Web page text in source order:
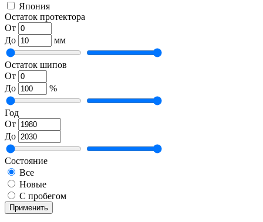
Япония
Остаток протектора
От
До
мм
Остаток шипов
От
До
%
Год
От
До
Состояние
Все
Новые
С пробегом
Применить